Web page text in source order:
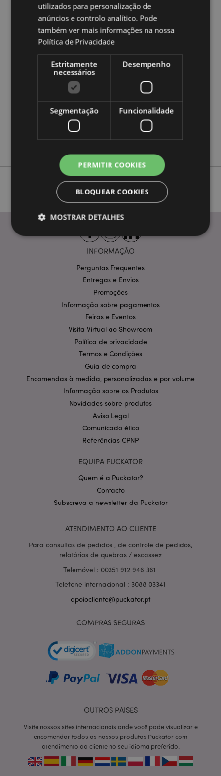
Caracteristicas do Produto
Altura 8.5cm Largura 15.5cm Profundidade
5055071797446
48
0.212000
Sim
INFORMAÇÃO
Perguntas Frequentes
Entregas e Envios
Promoções
Informação sobre pagamentos
Feiras e Eventos
Visita Virtual ao Showroom
Política de privacidade
Termos e Condições
Guia de compra
Encomendas à medida, personalizadas e por volume
Informação sobre os Produtos
Novidades sobre produtos
Aviso Legal
Comunicado ético
Referências CPNP
EQUIPA PUCKATOR
Quem é a Puckator?
Contacto
Subscreva a newsletter da Puckator
ATENDIMENTO AO CLIENTE
Para consultas de pedidos , de controle de pedidos,
relatórios de quebras / escassez
Telemóvel : 00351 912 946 361
Telefone internacional : 3088 03341
apoiocliente@puckator.pt
COMPRAS SEGURAS
OUTROS PAISES
Visite nossos sites internacionais onde você pode visualizar e
encomendar todos os nossos produtos Puckator com
atendimento ao cliente no seu idioma preferido.
utilizados para personalização de
anúncios e controlo analítico. Pode
também ver mais informações na nossa
Política de Privacidade
Estritamente
necessários
Desempenho
Segmentação Funcionalidade
PERMITIR COOKIES
BLOQUEAR COOKIES
MOSTRAR DETALHES
Estritamente necessários
Desempenho
Segmentação
Funcionalidade
Os cookies estritamente necessários permitem
funcionalidades centrais do website, tais como login
de utilizador e gestão de conta. O sítio web não
estritamente necessários.
CookieScriptConsent
PHPSESSID
PHP.net
www.puckator.pt
Política de Privacidade da